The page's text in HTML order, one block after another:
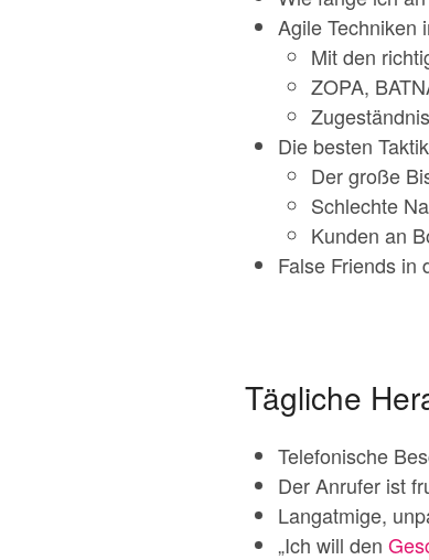
Agile Techniken
Mit den
ZOPA,
Die besten
Der große
Schlechte
Kunden an
False Friends in
Tägliche
Telefonische
Der Anrufer ist
Langatmige,
„Ich will den